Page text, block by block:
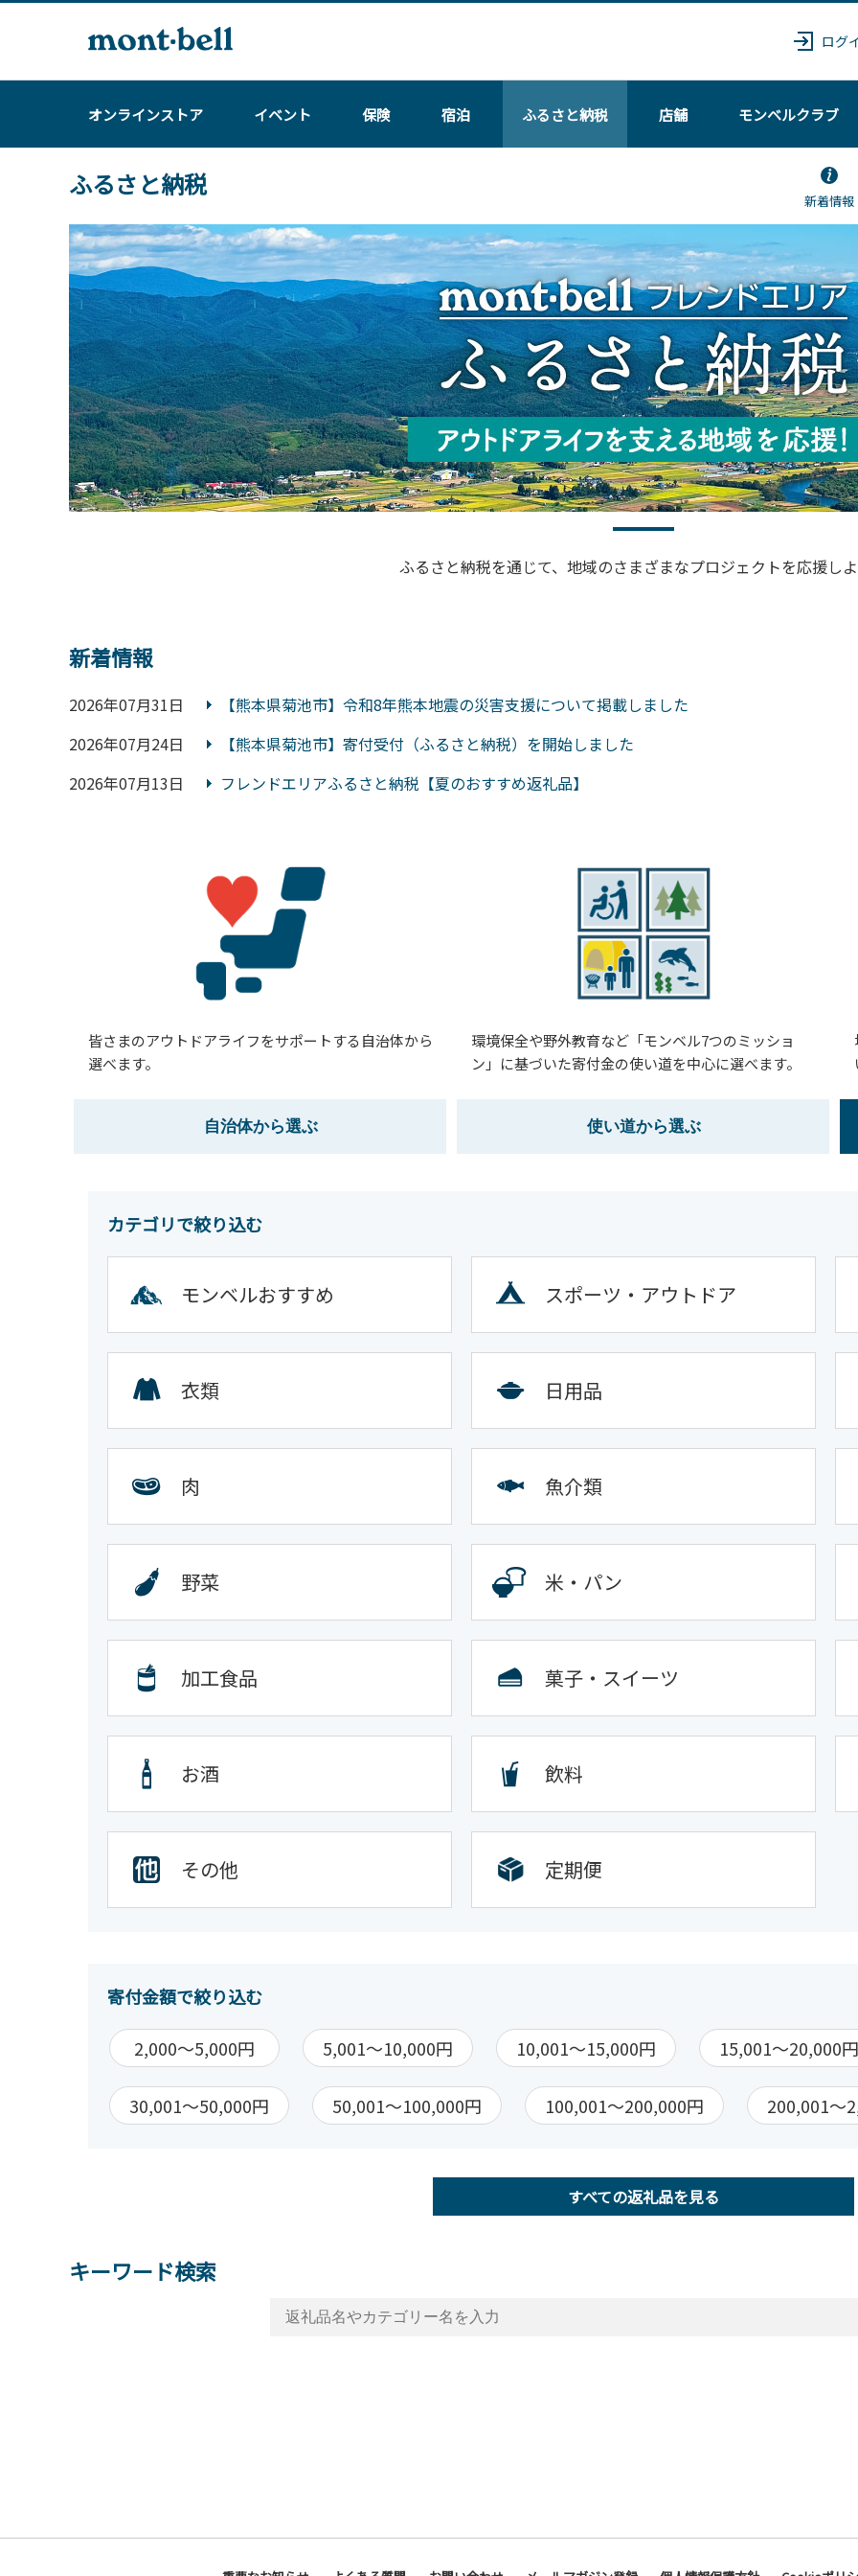
ログ
オンラインストア イベント 保険 宿泊 ふるさと納税 店舗 モンベルクラブ
ふるさと納税
新着情報
ふるさと納税を通じて、地域のさまざまなプロジェクトを応援し
新着情報
2026年07月31日
【熊本県菊池市】令和8年熊本地震の災害支援について掲載しました
2026年07月24日
【熊本県菊池市】寄付受付（ふるさと納税）を開始しました
2026年07月13日
フレンドエリアふるさと納税【夏のおすすめ返礼品】
皆さまのアウトドアライフをサポートする自治体から
選べます。
環境保全や野外教育など「モンベル7つのミッショ
ン」に基づいた寄付金の使い道を中心に選べます。
自治体から選ぶ 使い道から選ぶ
カテゴリで絞り込む
モンベルおすすめ スポーツ・アウトドア
衣類 日用品
肉 魚介類
野菜 米・パン
加工食品 菓子・スイーツ
お酒 飲料
その他 定期便
寄付金額で絞り込む
2,000～5,000円 5,001～10,000円 10,001～15,000円 15,001～20,000円
30,001～50,000円 50,001～100,000円 100,001～200,000円 200,001～
すべての返礼品を見る
キーワード検索